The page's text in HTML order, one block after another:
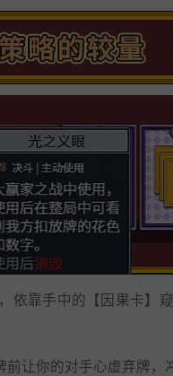
依靠手中的【因果卡
让你的对手心虚弃牌，